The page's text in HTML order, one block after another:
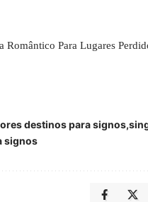
Romântico Para Lugares
destinos para signos
signos